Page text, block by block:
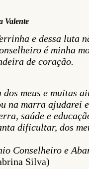
Valente
e dessa luta
é minha
de coração.
dos meus e muitas
na marra ajudarei
saúde e
dificultar, dos
Conselheiro e
Silva)